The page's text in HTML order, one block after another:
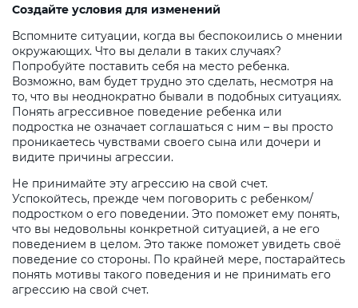
Создайте условия для изменений
Вспомните ситуации, когда вы беспокоились о мнении
окружающих. Что вы делали в таких случаях?
Попробуйте поставить себя на место ребенка.
Возможно, вам будет трудно это сделать, несмотря на
то, что вы неоднократно бывали в подобных ситуациях.
Понять агрессивное поведение ребенка или
подростка не означает соглашаться с ним – вы просто
проникаетесь чувствами своего сына или дочери и
видите причины агрессии.
Не принимайте эту агрессию на свой счет.
Успокойтесь, прежде чем поговорить с ребенком/
подростком о его поведении. Это поможет ему понять,
что вы недовольны конкретной ситуацией, а не его
поведением в целом. Это также поможет увидеть своё
поведение со стороны. По крайней мере, постарайтесь
понять мотивы такого поведения и не принимать его
агрессию на свой счет.